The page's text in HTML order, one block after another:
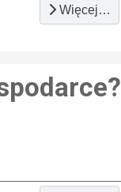
Więcej…